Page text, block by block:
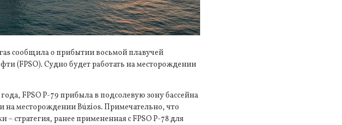
сообщила о прибытии восьмой плавучей
(FPSO). Судно будет работать на месторождении
FPSO P-79 прибыла в подсолевую зону бассейна
на месторождении Búzios. Примечательно, что
стратегия, ранее примененная с FPSO P-78 для